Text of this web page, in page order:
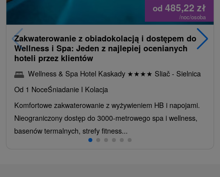
od 485,22 zł
/noc/osoba
Zakwaterowanie z obiadokolacją i dostępem do
Wellness i Spa: Jeden z najlepiej ocenianych
hoteli przez klientów
Wellness & Spa Hotel Kaskady ★★★★ Sliač - Sielnica
Od 1 NoceŚniadanie I Kolacja
Komfortowe zakwaterowanie z wyżywieniem HB i napojami.
Nieograniczony dostęp do 3000-metrowego spa i wellness,
basenów termalnych, strefy fitness...